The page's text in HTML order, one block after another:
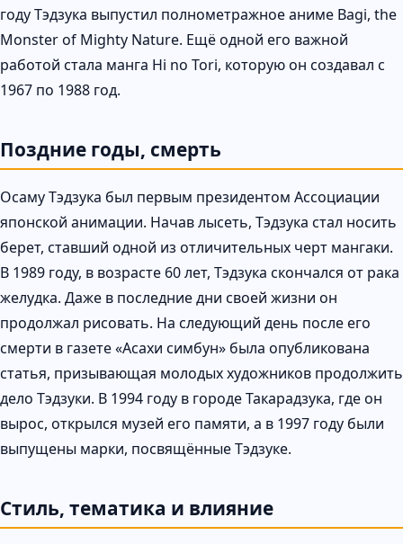
году Тэдзука выпустил полнометражное аниме Bagi, the
Monster of Mighty Nature. Ещё одной его важной
работой стала манга Hi no Tori, которую он создавал с
1967 по 1988 год.
Поздние годы, смерть
Осаму Тэдзука был первым президентом Ассоциации
японской анимации. Начав лысеть, Тэдзука стал носить
берет, ставший одной из отличительных черт мангаки.
В 1989 году, в возрасте 60 лет, Тэдзука скончался от рака
желудка. Даже в последние дни своей жизни он
продолжал рисовать. На следующий день после его
смерти в газете «Асахи симбун» была опубликована
статья, призывающая молодых художников продолжить
дело Тэдзуки. В 1994 году в городе Такарадзука, где он
вырос, открылся музей его памяти, а в 1997 году были
выпущены марки, посвящённые Тэдзуке.
Стиль, тематика и влияние